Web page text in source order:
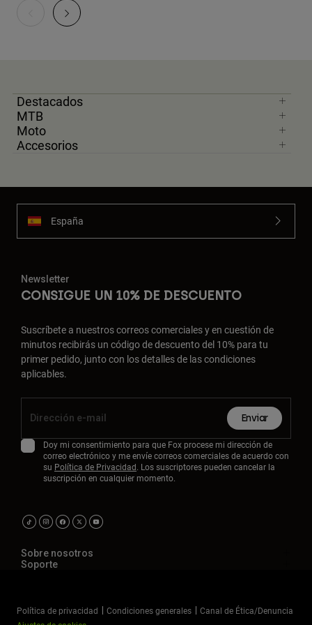
Destacados
MTB
Moto
Accesorios
España
Newsletter
CONSIGUE UN 10% DE DESCUENTO
Suscríbete a nuestros correos comerciales y en cuestión de
minutos recibirás un código de descuento del 10% para tu
primer pedido, junto con los detalles de las condiciones
aplicables.
Enviar
Doy mi consentimiento para que Fox procese mi dirección de
correo electrónico y me envíe correos comerciales de acuerdo con
su Política de Privacidad. Los suscriptores pueden cancelar la
suscripción en cualquier momento.
Sobre nosotros
Soporte
Política de privacidad Condiciones generales
Canal de Ética/Denuncia